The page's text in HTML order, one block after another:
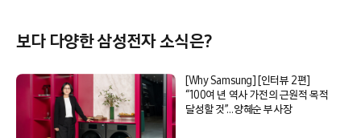
보다 다양한 삼성전자 소식은?
[Why Samsung] [인터뷰 2편]
“100여 년 역사 가전의 근원적 목적
달성할 것”…양혜순 부사장